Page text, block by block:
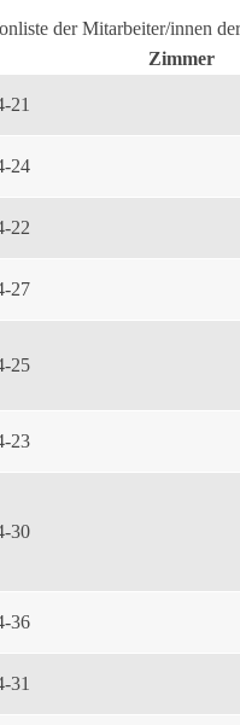
der Mitarbeiter/innen
Zimmer
21
24
22
27
25
23
30
36
31